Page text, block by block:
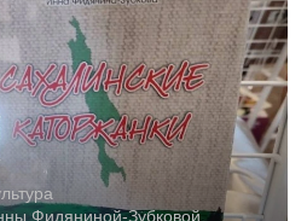
Фидяниной-Зубковой,